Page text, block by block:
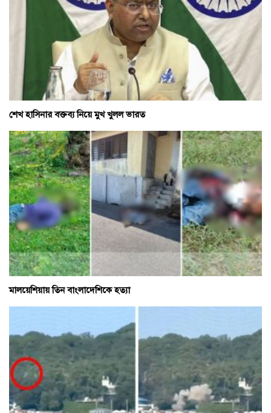
শেখ হাসিনার বক্তব্য নিয়ে মুখ খুলল ভারত
মালয়েশিয়ায় তিন বাংলাদেশিকে হত্যা